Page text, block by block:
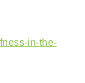
in-the-